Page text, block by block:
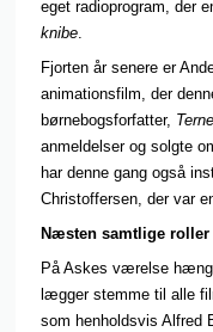
eget radioprogram, der
knibe.
Fjorten år senere er
animationsfilm, der
børnebogsforfatter,
anmeldelser og solgte
har denne gang også
Christoffersen, der var
Næsten samtlige roller
På Askes værelse
lægger stemme til alle
som henholdsvis Alfred